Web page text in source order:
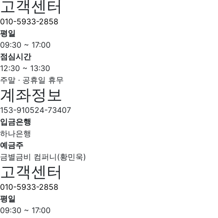
고객센터
010-5933-2858
평일
09:30 ~ 17:00
점심시간
12:30 ~ 13:30
주말 · 공휴일 휴무
계좌정보
153-910524-73407
입금은행
하나은행
예금주
금별금비 컴퍼니(황민욱)
고객센터
010-5933-2858
평일
09:30 ~ 17:00